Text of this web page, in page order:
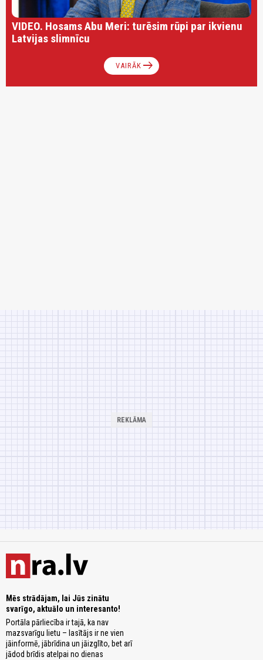
VIDEO. Hosams Abu Meri: turēsim rūpi par ikvienu
Latvijas slimnīcu
VAIRĀK arrow_right_alt
Mēs strādājam, lai Jūs zinātu
svarīgo, aktuālo un interesanto!
Portāla pārliecība ir tajā, ka nav
mazsvarīgu lietu – lasītājs ir ne vien
jāinformē, jābrīdina un jāizglīto, bet arī
jādod brīdis atelpai no dienas